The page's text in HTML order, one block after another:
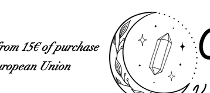
15€ of purchase
Union